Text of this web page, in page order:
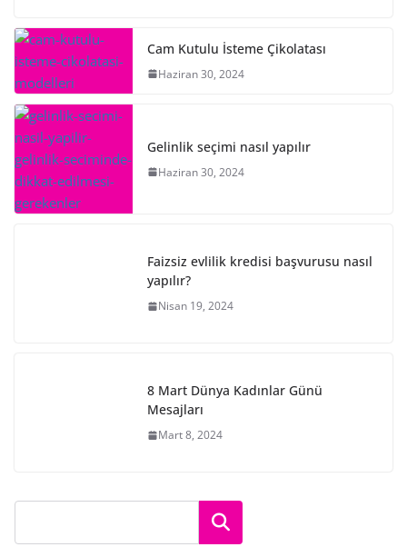
Cam Kutulu İsteme Çikolatası
Haziran 30, 2024
Gelinlik seçimi nasıl yapılır
Haziran 30, 2024
Faizsiz evlilik kredisi başvurusu nasıl
yapılır?
Nisan 19, 2024
8 Mart Dünya Kadınlar Günü
Mesajları
Mart 8, 2024
Ara